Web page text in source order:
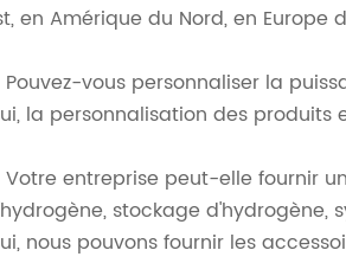
en Amérique du Nord, en Europe
Pouvez-vous personnaliser la
la personnalisation des produits
Votre entreprise peut-elle fournir
stockage d'hydrogène,
nous pouvons fournir les